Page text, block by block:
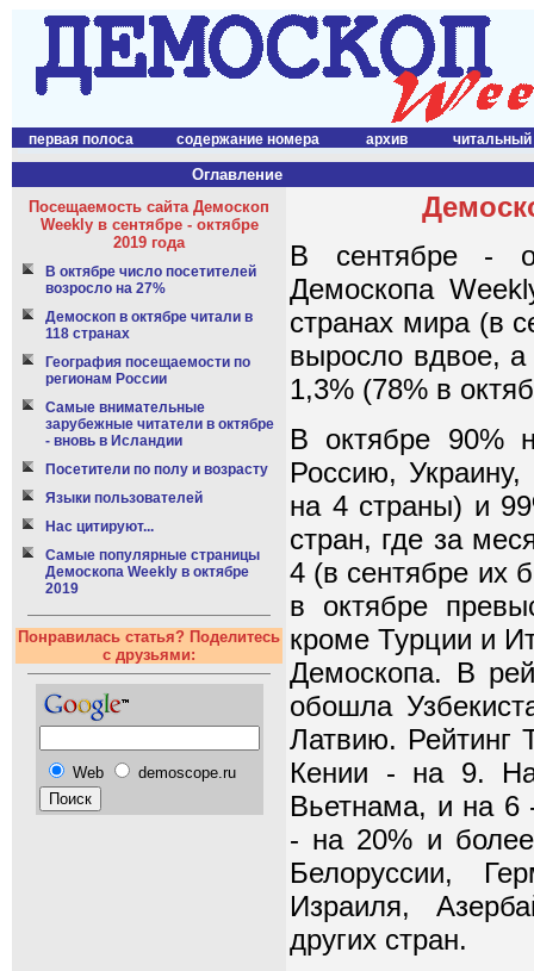
первая полоса содержание номера архив читальный
Оглавление
Посещаемость сайта Демоскоп
Weekly в сентябре - октябре
2019 года
В октябре число посетителей
возросло на 27%
Демоскоп в октябре читали в
118 странах
География посещаемости по
регионам России
Самые внимательные
зарубежные читатели в октябре
- вновь в Исландии
Посетители по полу и возрасту
Языки пользователей
Нас цитируют...
Самые популярные страницы
Демоскопа Weekly в октябре
2019
Понравилась статья? Поделитесь
с друзьями:
Web demoscope.ru
В сентябре -
Демоскопа
странах мира (в
выросло вдвое, а
1,3% (78% в
В октябре 90%
Россию,
на 4 страны) и
стран, где за
4 (в сентябре их
в октябре
кроме Турции и
Демоскопа. В
обошла
Латвию. Рейтинг
Кении - на 9. На
Вьетнама, и на 6
- на 20% и более
Белоруссии,
Израиля,
других стран.